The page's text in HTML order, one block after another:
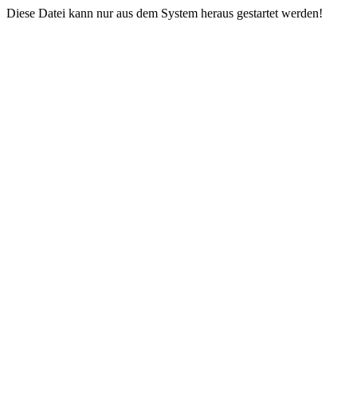
Diese Datei kann nur aus dem System heraus gestartet werden!